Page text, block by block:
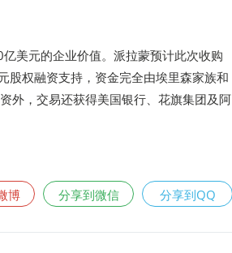
美元的企业价值。派拉蒙预计此次收购
股权融资支持，资金完全由埃里森家族和
外，交易还获得美国银行、花旗集团及阿
博 分享到微信 分享到QQ